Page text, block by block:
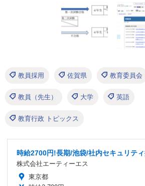
教員採用 佐賀県 教育委員会
教員（先生） 大学 英語
教育行政 トピックス
時給2700円!長期/池袋/社内セキュリテ
株式会社エーティーエス
東京都